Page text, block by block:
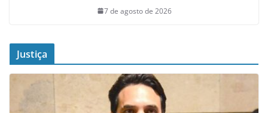
7 de agosto de 2026
Justiça